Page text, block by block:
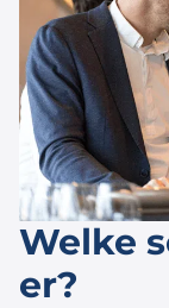
Welke
er?